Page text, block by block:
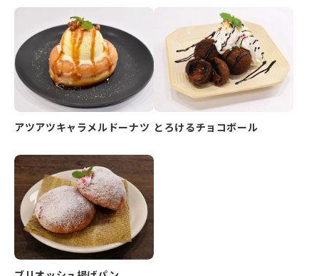
アツアツキャラメルドーナツ とろけるチョコボール